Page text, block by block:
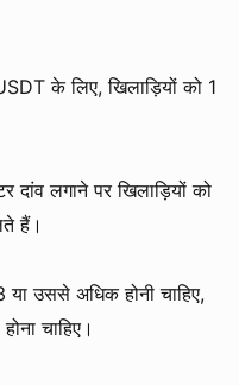
के लिए, खिलाड़ियों को 1
दांव लगाने पर खिलाड़ियों को
हैं।
उससे अधिक होनी चाहिए,
चाहिए।